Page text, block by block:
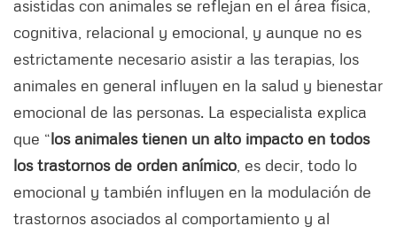
asistidas con animales se reflejan en el área física,
cognitiva, relacional y emocional, y aunque no es
estrictamente necesario asistir a las terapias, los
animales en general influyen en la salud y bienestar
emocional de las personas. La especialista explica
que “los animales tienen un alto impacto en todos
los trastornos de orden anímico, es decir, todo lo
emocional y también influyen en la modulación de
trastornos asociados al comportamiento y al